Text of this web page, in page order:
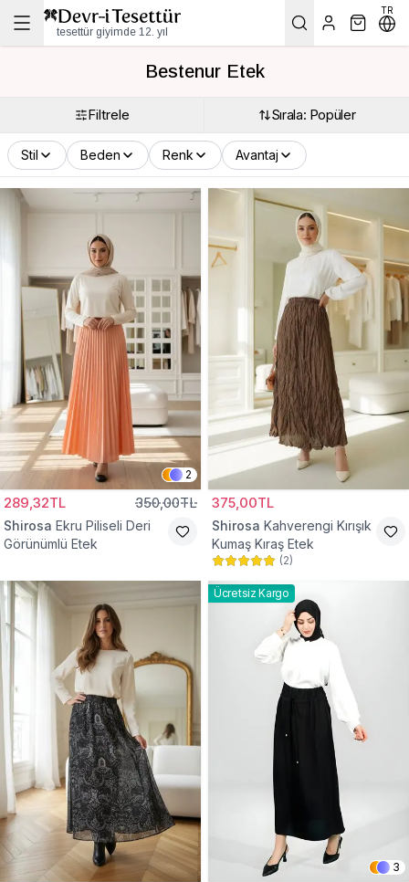
tesettür giyimde 12. yıl
TR
Bestenur Etek
Filtrele Sırala: Popüler
Stil Beden Renk Avantaj
2
289,32TL 350,00TL
Shirosa Ekru Piliseli Deri
Görünümlü Etek
375,00TL
Shirosa Kahverengi Kırışık
Kumaş Kıraş Etek
(2)
Ücretsiz Kargo
3